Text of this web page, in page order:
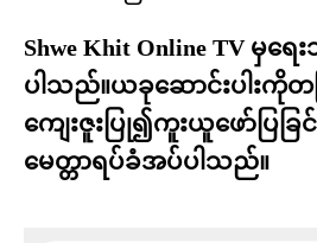
Shwe Khit Online TV မှ
ပါသည်။ယခုဆောင်းပါးကိုတခ
ကျေးဇူးပြု၍ကူးယူဖော်ပြခြ
မေတ္တာရပ်ခံအပ်ပါသည်။